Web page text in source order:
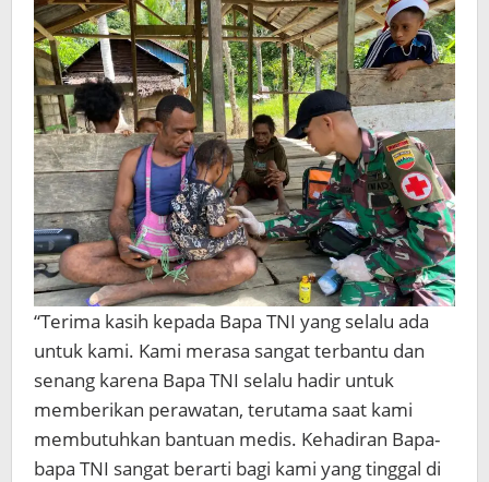
“Terima kasih kepada Bapa TNI yang selalu ada
untuk kami. Kami merasa sangat terbantu dan
senang karena Bapa TNI selalu hadir untuk
memberikan perawatan, terutama saat kami
membutuhkan bantuan medis. Kehadiran Bapa-
bapa TNI sangat berarti bagi kami yang tinggal di